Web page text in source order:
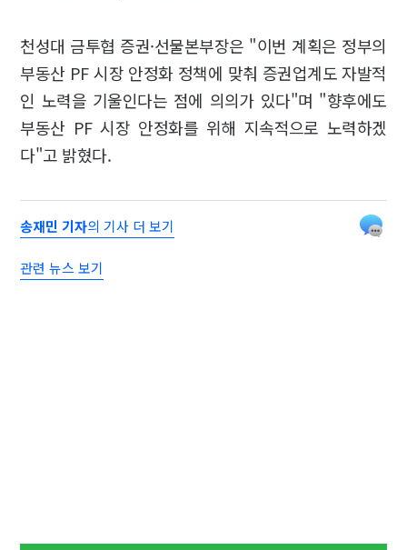
천성대 금투협 증권·선물본부장은 "이번 계획은 정부의
부동산 PF 시장 안정화 정책에 맞춰 증권업계도 자발적
인 노력을 기울인다는 점에 의의가 있다"며 "향후에도
부동산 PF 시장 안정화를 위해 지속적으로 노력하겠
다"고 밝혔다.
송재민 기자의 기사 더 보기
관련 뉴스 보기